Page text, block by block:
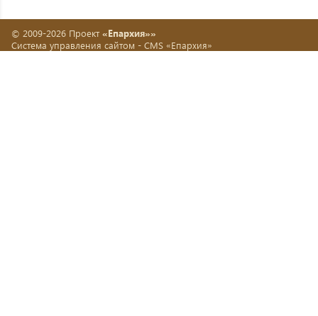
© 2009-2026 Проект «Епархия»»
Система управления сайтом - CMS «Епархия»